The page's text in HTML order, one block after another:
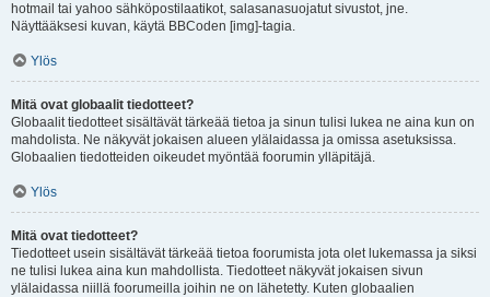
hotmail tai yahoo sähköpostilaatikot, salasanasuojatut sivustot, jne.
Näyttääksesi kuvan, käytä BBCoden [img]-tagia.
Ylös
Mitä ovat globaalit tiedotteet?
Globaalit tiedotteet sisältävät tärkeää tietoa ja sinun tulisi lukea ne aina kun on
mahdolista. Ne näkyvät jokaisen alueen ylälaidassa ja omissa asetuksissa.
Globaalien tiedotteiden oikeudet myöntää foorumin ylläpitäjä.
Ylös
Mitä ovat tiedotteet?
Tiedotteet usein sisältävät tärkeää tietoa foorumista jota olet lukemassa ja siksi
ne tulisi lukea aina kun mahdollista. Tiedotteet näkyvät jokaisen sivun
ylälaidassa niillä foorumeilla joihin ne on lähetetty. Kuten globaalien